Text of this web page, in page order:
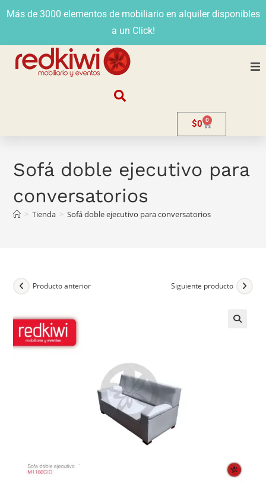
Más de 3000 elementos de mobiliario en alquiler disponibles
a un Click!
Venta
$0 0
Sofá doble ejecutivo para
conversatorios
> Tienda > Sofá doble ejecutivo para conversatorios
Producto anterior Siguiente producto